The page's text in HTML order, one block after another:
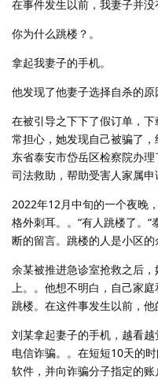
在事件发生以前，我妻子并没
你为什么跳楼？。
拿起我妻子的手机。
他发现了他妻子选择自杀的原
在被引导之下下了假订单，
常担心，她发现自己被骗了
东省泰安市岱岳区检察院办
司法救助，帮助受害人家属申
2022年12月中旬的一个夜晚
格外刺耳。。“有人跳楼了。
断的留言。跳楼的人是小区的
余某被推进急诊室抢救之后
上。。他想不明白，自己家
跳楼。在这件事发生以前，他
刘某拿起妻子的手机，越看
电信诈骗。。在短短10天的
软件，并向诈骗分子指定的